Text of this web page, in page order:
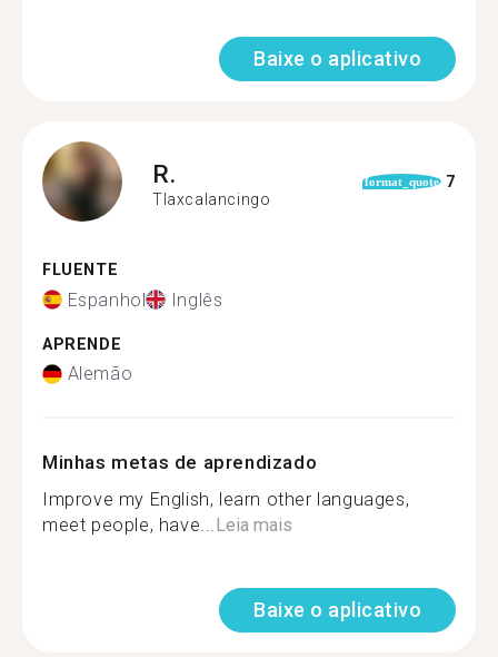
Baixe o aplicativo
R.
Tlaxcalancingo
format_quote 7
FLUENTE
Espanhol Inglês
APRENDE
Alemão
Minhas metas de aprendizado
Improve my English, learn other languages,
meet people, have...Leia mais
Baixe o aplicativo